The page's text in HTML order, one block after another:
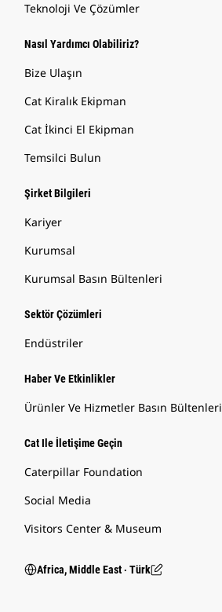
Teknoloji Ve Çözümler
Nasıl Yardımcı Olabiliriz?
Bize Ulaşın
Cat Kiralık Ekipman
Cat İkinci El Ekipman
Temsilci Bulun
Şirket Bilgileri
Kariyer
Kurumsal
Kurumsal Basın Bültenleri
Sektör Çözümleri
Endüstriler
Haber Ve Etkinlikler
Ürünler Ve Hizmetler Basın Bültenleri
Cat Ile İletişime Geçin
Caterpillar Foundation
Social Media
Visitors Center & Museum
Africa, Middle East ‧ Türk